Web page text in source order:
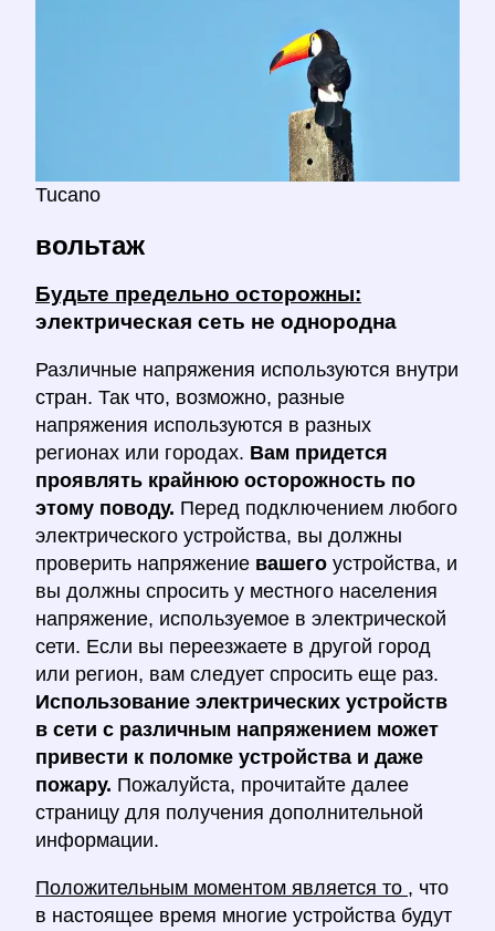
Tucano
вольтаж
Будьте предельно осторожны:
электрическая сеть не однородна
Различные напряжения используются внутри
стран. Так что, возможно, разные
напряжения используются в разных
регионах или городах. Вам придется
проявлять крайнюю осторожность по
этому поводу. Перед подключением любого
электрического устройства, вы должны
проверить напряжение вашего устройства, и
вы должны спросить у местного населения
напряжение, используемое в электрической
сети. Если вы переезжаете в другой город
или регион, вам следует спросить еще раз.
Использование электрических устройств
в сети с различным напряжением может
привести к поломке устройства и даже
пожару. Пожалуйста, прочитайте далее
страницу для получения дополнительной
информации.
Положительным моментом является то , что
в настоящее время многие устройства будут